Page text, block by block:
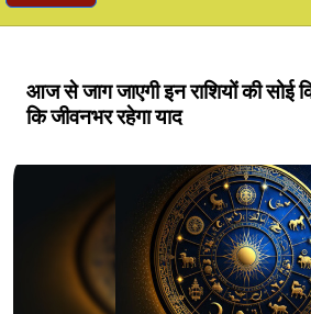
आज से जाग जाएगी इन राशियों की सोई
कि जीवनभर रहेगा याद